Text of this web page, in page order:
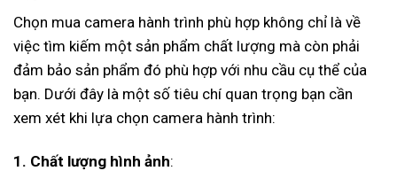
Chọn mua camera hành trình phù hợp không chỉ là về
việc tìm kiếm một sản phẩm chất lượng mà còn phải
đảm bảo sản phẩm đó phù hợp với nhu cầu cụ thể của
bạn. Dưới đây là một số tiêu chí quan trọng bạn cần
xem xét khi lựa chọn camera hành trình:
1. Chất lượng hình ảnh: